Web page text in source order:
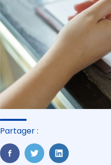
Partager :